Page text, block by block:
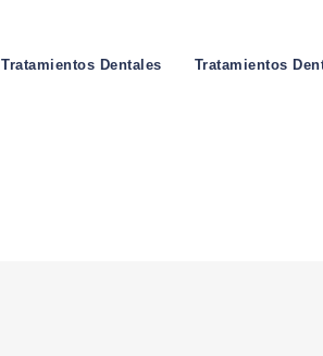
Tratamientos Dentales Tratamientos